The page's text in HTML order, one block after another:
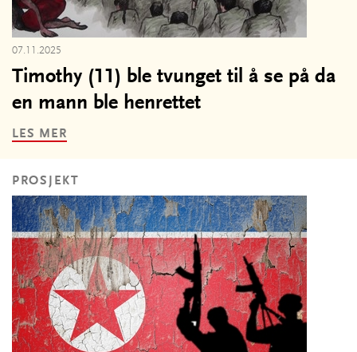
07.11.2025
Timothy (11) ble tvunget til å se på da
en mann ble henrettet
LES MER
PROSJEKT